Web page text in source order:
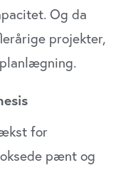
Og da
projekter,
for
pænt og